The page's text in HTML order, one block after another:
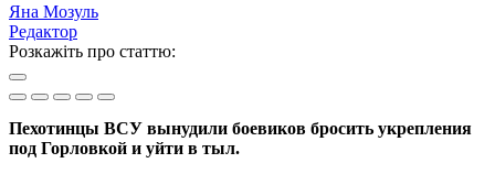
Яна Мозуль
Редактор
Розкажіть про статтю:
Пехотинцы ВСУ вынудили боевиков бросить укрепления
под Горловкой и уйти в тыл.